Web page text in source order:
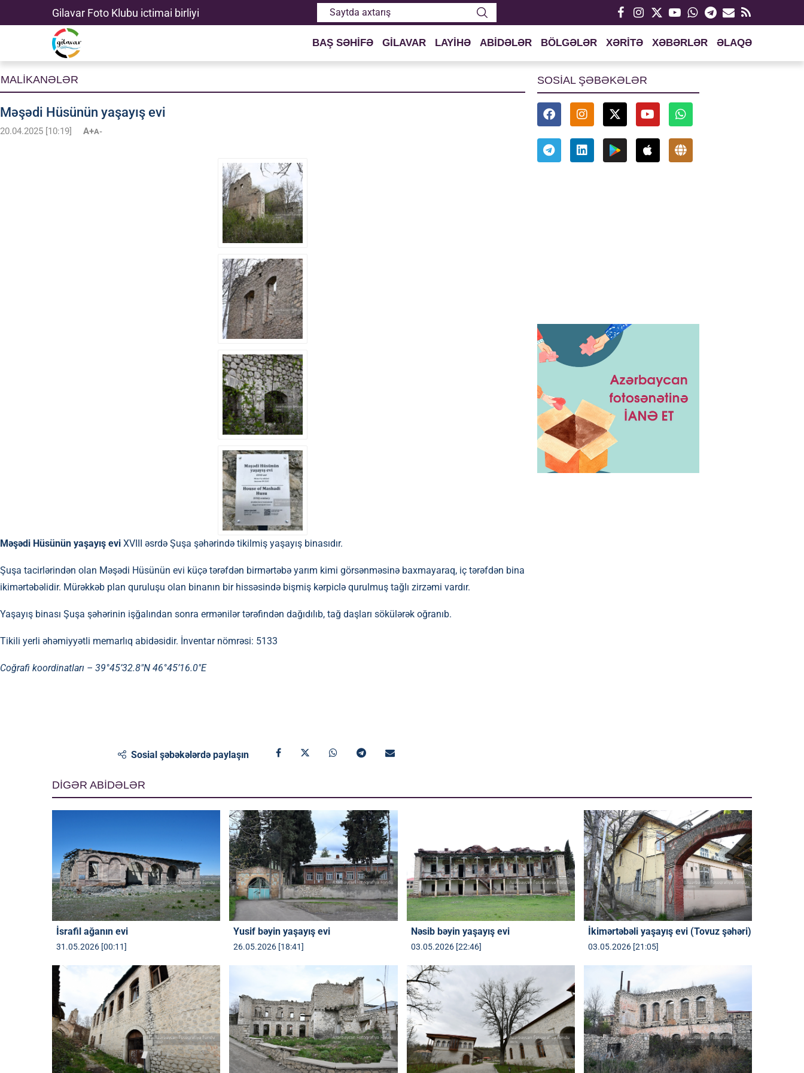
Gilavar Foto Klubu ictimai birliyi
BAŞ SƏHİFƏ GİLAVAR LAYİHƏ ABİDƏLƏR BÖLGƏLƏR XƏRİTƏ XƏBƏRLƏR ƏLAQƏ
MALİKANƏLƏR
Məşədi Hüsünün yaşayış evi
20.04.2025 [10:19] A+A-
Məşədi Hüsünün yaşayış evi XVIII əsrdə Şuşa şəhərində tikilmiş yaşayış binasıdır.
Şuşa tacirlərindən olan Məşədi Hüsünün evi küçə tərəfdən birmərtəbə yarım kimi görsənməsinə baxmayaraq, iç tərəfdən bina
ikimərtəbəlidir. Mürəkkəb plan quruluşu olan binanın bir hissəsində bişmiş kərpiclə qurulmuş tağlı zirzəmi vardır.
Yaşayış binası Şuşa şəhərinin işğalından sonra ermənilər tərəfindən dağıdılıb, tağ daşları sökülərək oğranıb.
Tikili yerli əhəmiyyətli memarlıq abidəsidir. İnventar nömrəsi: 5133
Coğrafi koordinatları – 39°45’32.8″N 46°45’16.0″E
Sosial şəbəkələrdə paylaşın
SOSİAL ŞƏBƏKƏLƏR
DİGƏR ABİDƏLƏR
İsrafil ağanın evi
31.05.2026 [00:11]
Yusif bəyin yaşayış evi
26.05.2026 [18:41]
Nəsib bəyin yaşayış evi
03.05.2026 [22:46]
İkimərtəbəli yaşayış evi (Tovuz şəhəri)
03.05.2026 [21:05]